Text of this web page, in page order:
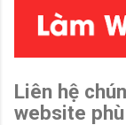
Liên hệ
website